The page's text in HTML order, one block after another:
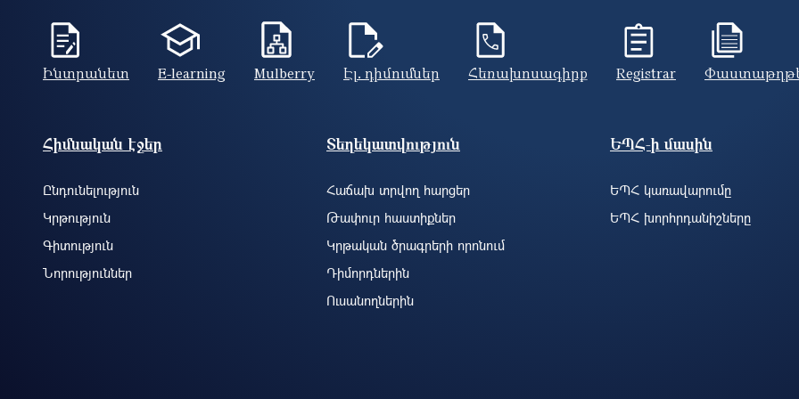
Ինտրանետ E-learning Mulberry Էլ. դիմումներ Հեռախոսագիրք Registrar
Footer site information
Հիմնական էջեր
Ընդունելություն
Կրթություն
Գիտություն
Նորություններ
Տեղեկատվություն
Հաճախ տրվող հարցեր
Թափուր հաստիքներ
Կրթական ծրագրերի որոնում
Դիմորդներին
Ուսանողներին
ԵՊՀ-ի մասին
ԵՊՀ կառավարումը
ԵՊՀ խորհրդանիշները